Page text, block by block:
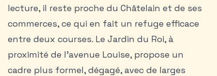
lecture, il reste proche du Châtelain et de ses
commerces, ce qui en fait un refuge efficace
entre deux courses. Le Jardin du Roi, à
proximité de l’avenue Louise, propose un
cadre plus formel, dégagé, avec de larges